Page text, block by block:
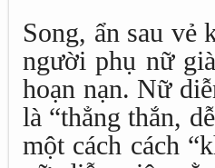
Song, ẩn sau
người phụ nữ
hoạn nạn. Nữ
là “thẳng thắn,
một cách cách